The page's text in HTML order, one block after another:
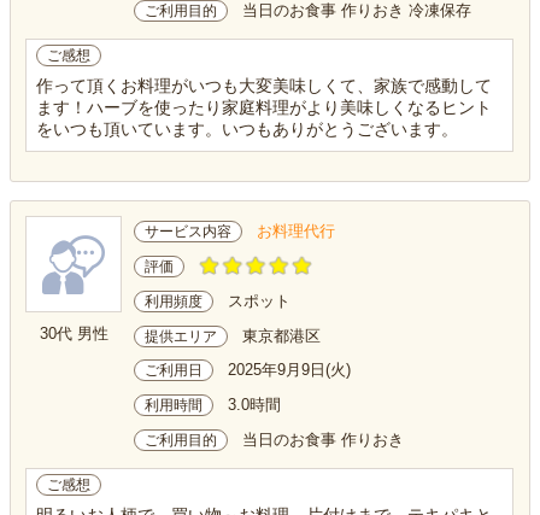
ご利用目的 当日のお食事 作りおき 冷凍保存
ご感想
作って頂くお料理がいつも大変美味しくて、家族で感動して
ます！ハーブを使ったり家庭料理がより美味しくなるヒント
をいつも頂いています。いつもありがとうございます。
30代 男性
サービス内容 お料理代行
評価
利用頻度 スポット
提供エリア 東京都港区
ご利用日 2025年9月9日(火)
利用時間 3.0時間
ご利用目的 当日のお食事 作りおき
ご感想